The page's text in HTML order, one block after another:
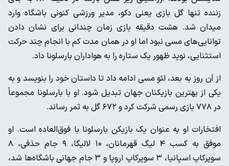
زننده تنها گل بازی یعنی دکو، مدیر ورزشی کنونی باشگاه وارد
میدان شد. هشت دقیقه بازی زمان چندانی برای نشان دادن
توانایی‌های مسی نبود اما او در همان مدت کم با انجام چند حرکت
استثنایی، نوید ظهور یک ستاره را به هواداران بارسلونا داد.
از آن روز به بعد، لئو مسی ادامه داد تا داستان خود را بنویسد و به
یکی از بهترین بازیکنان جهان تبدیل شود. او با بارسلونا مجموعاً
در ۷۷۸ بازی رسمی شرکت کرد و ۶۷۲ گل به ثمر رساند.
افتخارات او به عنوان یک بازیکن بارسلونا با فوق‌العاده است. او
موفق به کسب ۴ لیگ قهرمانان، ۱۰ لالیگا، ۹ جام حذفی، ۸
سوپرکاپ اسپانیا، ۳ سوپرکاپ اروپا و ۳ جام جهانی باشگاه‌ها شد،